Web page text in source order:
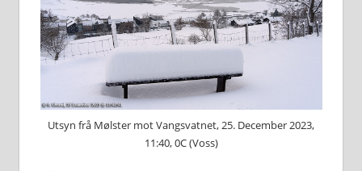
Utsyn frå Mølster mot Vangsvatnet, 25. December 2023,
11:40, 0C (Voss)